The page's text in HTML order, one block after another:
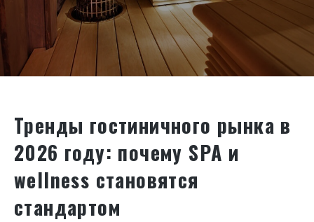
Тренды гостиничного рынка в
2026 году: почему SPA и
wellness становятся
стандартом